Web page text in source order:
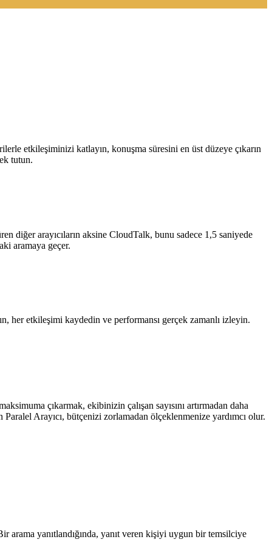
etkileşiminizi katlayın, konuşma süresini en üst düzeye çıkarın
tutun.
diğer arayıcıların aksine CloudTalk, bunu sadece 1,5 saniyede
aramaya geçer.
her etkileşimi kaydedin ve performansı gerçek zamanlı izleyin.
çıkarmak, ekibinizin çalışan sayısını artırmadan daha
Arayıcı, bütçenizi zorlamadan ölçeklenmenize yardımcı olur.
arama yanıtlandığında, yanıt veren kişiyi uygun bir temsilciye